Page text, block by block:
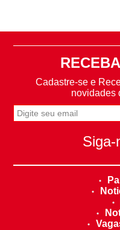
Cadastre-se e
novidades
Siga-